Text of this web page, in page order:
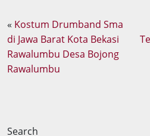
« Kostum Drumband Sma
di Jawa Barat Kota Bekasi
Rawalumbu Desa Bojong
Rawalumbu
Search